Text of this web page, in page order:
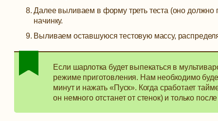
Далее выливаем в форму треть теста (оно должно
начинку.
Выливаем оставшуюся тестовую массу,
Если шарлотка будет выпекаться в
режиме приготовления. Нам необходимо
минут и нажать «Пуск». Когда сработает
он немного отстанет от стенок) и только